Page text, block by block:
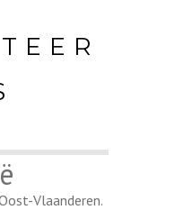
Vlaanderen.